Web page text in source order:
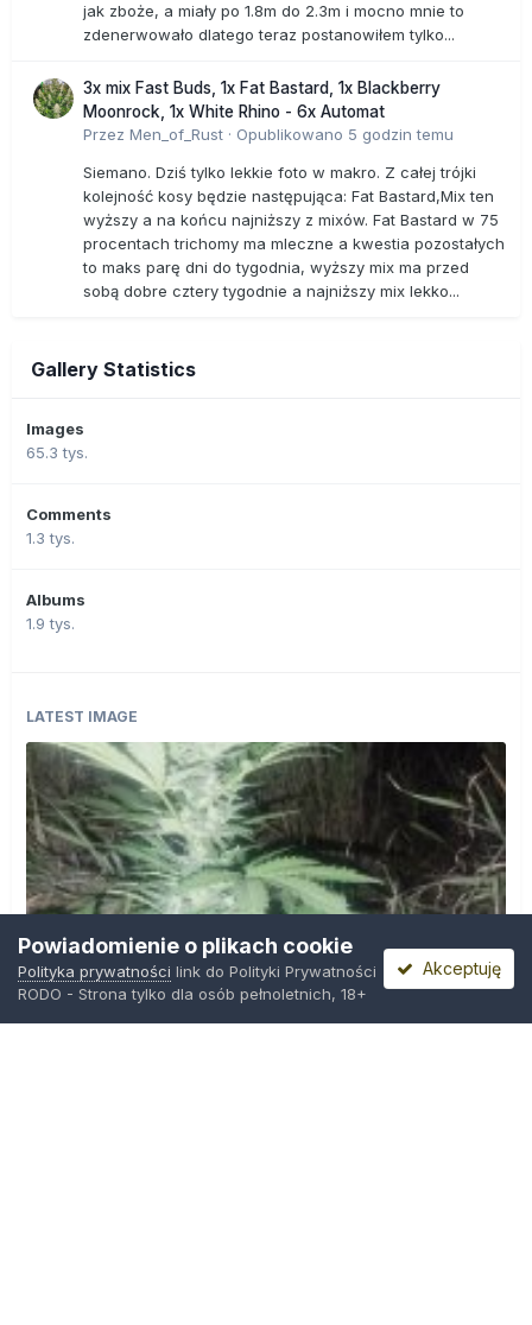
jak zboże, a miały po 1.8m do 2.3m i mocno mnie to
zdenerwowało dlatego teraz postanowiłem tylko...
3x mix Fast Buds, 1x Fat Bastard, 1x Blackberry
Moonrock, 1x White Rhino - 6x Automat
Przez Men_of_Rust · Opublikowano 5 godzin temu
Siemano. Dziś tylko lekkie foto w makro. Z całej trójki
kolejność kosy będzie następująca: Fat Bastard,Mix ten
wyższy a na końcu najniższy z mixów. Fat Bastard w 75
procentach trichomy ma mleczne a kwestia pozostałych
to maks parę dni do tygodnia, wyższy mix ma przed
sobą dobre cztery tygodnie a najniższy mix lekko...
Gallery Statistics
Images
65.3 tys.
Comments
1.3 tys.
Albums
1.9 tys.
LATEST IMAGE
Powiadomienie o plikach cookie
Polityka prywatności link do Polityki Prywatności
RODO - Strona tylko dla osób pełnoletnich, 18+
Akceptuję